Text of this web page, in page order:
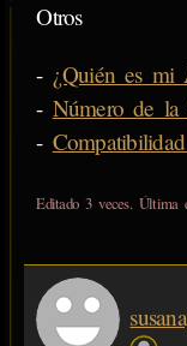
Otros
- ¿Quién es mi
- Número de la
-
Editado 3 veces. Última